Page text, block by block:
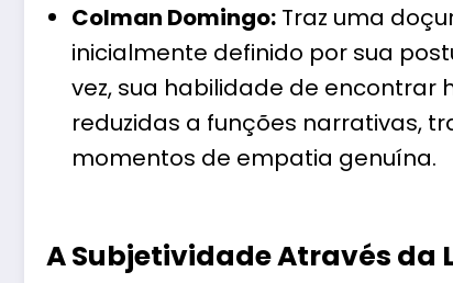
Colman Domingo:Traz uma
inicialmente definido por sua
vez, sua habilidade de
reduzidas a funções narrativas,
momentos de empatia genuína.
A Subjetividade Através da